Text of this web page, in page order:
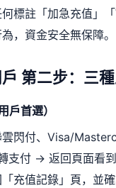
標註「加急充值」
，資金安全無保障。
第二步：三
首選）
閃付、Visa/
付 → 返回頁面看到
充值記錄」頁，並